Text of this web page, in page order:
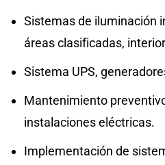
Sistemas de iluminación
áreas clasificadas,
Sistema UPS,
Mantenimiento
instalaciones eléctricas.
Implementación de